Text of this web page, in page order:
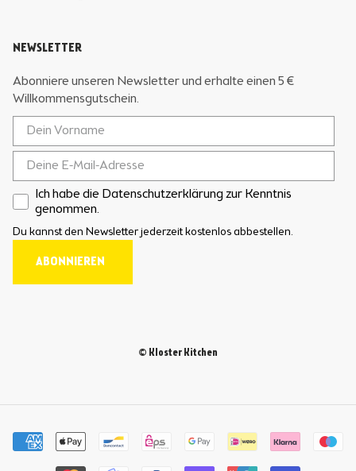
NEWSLETTER
Abonniere unseren Newsletter und erhalte einen 5 €
Willkommensgutschein.
Ich habe die Datenschutzerklärung zur Kenntnis
genommen.
Du kannst den Newsletter jederzeit kostenlos abbestellen.
ABONNIEREN
© Kloster Kitchen